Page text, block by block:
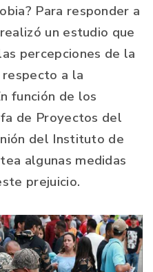
Para responder a
un estudio que
percepciones de la
a la
función de los
de Proyectos del
del Instituto de
algunas medidas
prejuicio.